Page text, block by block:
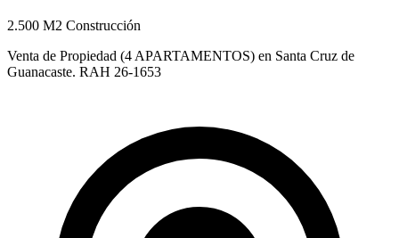
2.500 M2 Construcción
Venta de Propiedad (4 APARTAMENTOS) en Santa Cruz de
Guanacaste. RAH 26-1653